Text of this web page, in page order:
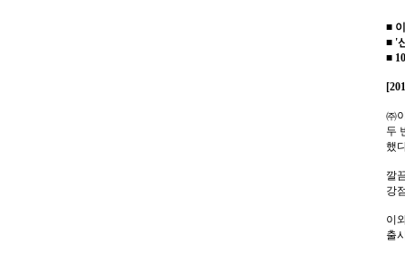
■
■ '
■ 10
㈜
두
했
깔
강
이
출